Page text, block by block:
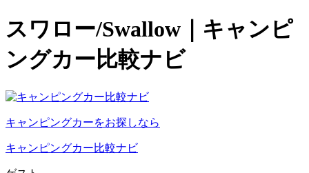
スワロー/Swallow｜キャンピ
ングカー比較ナビ
キャンピングカーをお探しなら
キャンピングカー比較ナビ